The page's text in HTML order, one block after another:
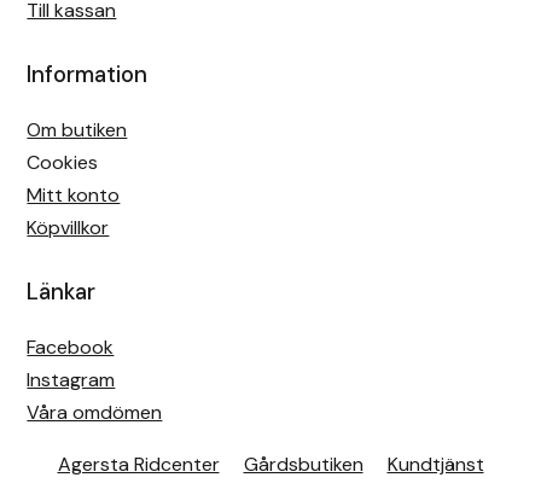
Till kassan
Information
Om butiken
Cookies
Mitt konto
Köpvillkor
Länkar
Facebook
Instagram
Våra omdömen
Agersta Ridcenter Gårdsbutiken
Kundtjänst